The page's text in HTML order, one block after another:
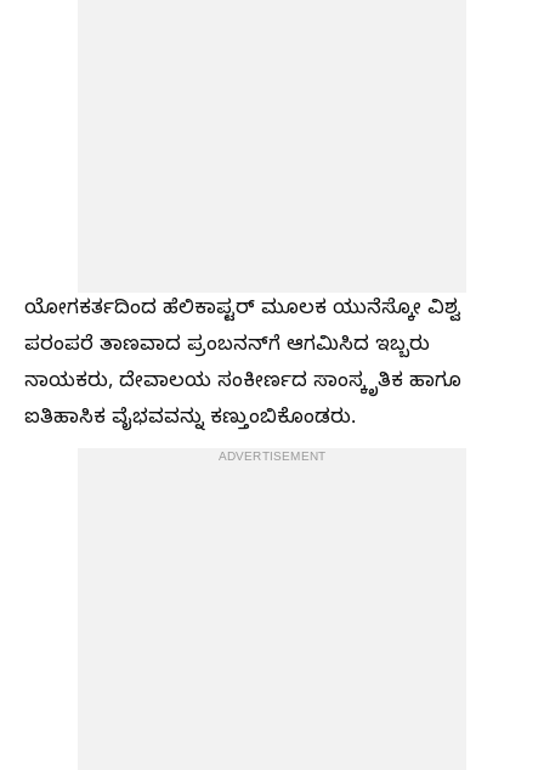
ಯೋಗಕರ್ತದಿಂದ ಹೆಲಿಕಾಪ್ಟರ್ ಮೂಲಕ ಯುನೆಸ್ಕೋ ವಿಶ್ವ
ಪರಂಪರೆ ತಾಣವಾದ ಪ್ರಂಬನನ್‌ಗೆ ಆಗಮಿಸಿದ ಇಬ್ಬರು
ನಾಯಕರು, ದೇವಾಲಯ ಸಂಕೀರ್ಣದ ಸಾಂಸ್ಕೃತಿಕ ಹಾಗೂ
ಐತಿಹಾಸಿಕ ವೈಭವವನ್ನು ಕಣ್ತುಂಬಿಕೊಂಡರು.
ADVERTISEMENT